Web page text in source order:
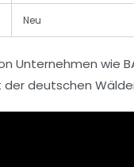
Neu
Unternehmen wie
deutschen